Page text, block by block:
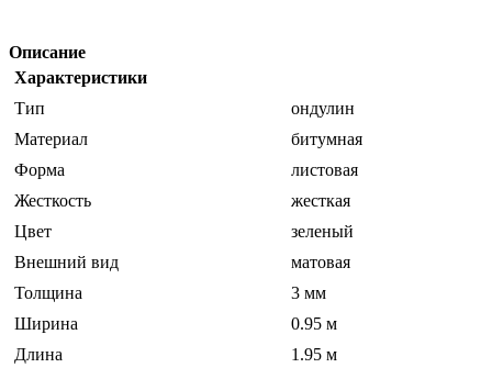
Описание
Характеристики
Тип
ондулин
Материал
битумная
Форма
листовая
Жесткость
жесткая
Цвет
зеленый
Внешний вид
матовая
Толщина
3 мм
Ширина
0.95 м
Длина
1.95 м